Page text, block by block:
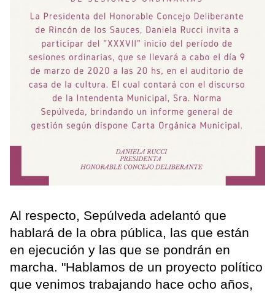
Al respecto, Sepúlveda adelantó que
hablará de la obra pública, las que están
en ejecución y las que se pondrán en
marcha. "Hablamos de un proyecto político
que venimos trabajando hace ocho años,